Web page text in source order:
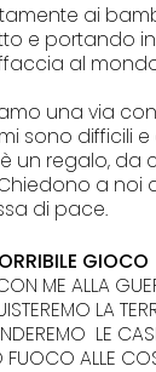
ai
e portando
al
una via
sono difficili
un regalo, da
a noi
di pace.
GIOCO
ME ALLA
LA
LE
FUOCO ALLE